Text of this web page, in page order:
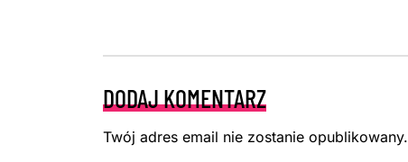
DODAJ KOMENTARZ
Twój adres email nie zostanie opublikowany.